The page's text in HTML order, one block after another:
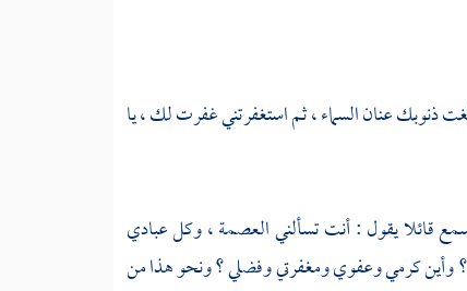
ذنوبك عنان السماء ، ثم استغفرتني غفرت لك ، يا
قائلا يقول : أنت تسألني العصمة ، وكل عبادي
وأين كرمي وعفوي ومغفرتي وفضلي ؟ ونحو هذا من